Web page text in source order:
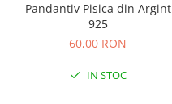
Pandantiv Pisica din Argint
925
60,00 RON
IN STOC